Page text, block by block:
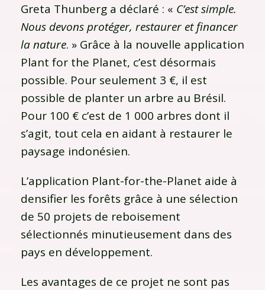
Greta Thunberg a déclaré : « C’est simple.
Nous devons protéger, restaurer et financer
la nature. » Grâce à la nouvelle application
Plant for the Planet, c’est désormais
possible. Pour seulement 3 €, il est
possible de planter un arbre au Brésil.
Pour 100 € c’est de 1 000 arbres dont il
s’agit, tout cela en aidant à restaurer le
paysage indonésien.
L’application Plant-for-the-Planet aide à
densifier les forêts grâce à une sélection
de 50 projets de reboisement
sélectionnés minutieusement dans des
pays en développement.
Les avantages de ce projet ne sont pas